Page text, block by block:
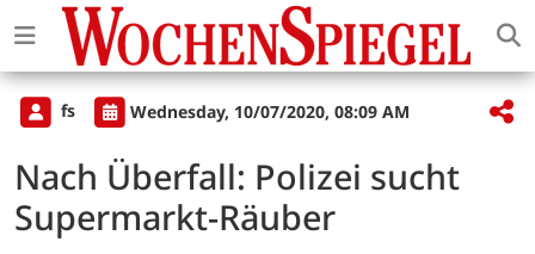
fs Wednesday, 10/07/2020, 08:09 AM
Nach Überfall: Polizei sucht
Supermarkt-Räuber